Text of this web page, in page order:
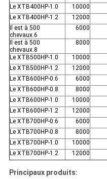
Le XTB400HP-1.0
10000
Le XTB400HP-1.2
12000
Il est à 500
chevaux.6
6000
Il est à 500
chevaux.8
8000
Le XTB500HP-1.0 10000
Le XTB500HP-1.2
12000
Le XTB600HP-0.6
6000
Le XTB600HP-0.8
8000
Le XTB600HP-1.0
10000
Le XTB600HP-1.2
12000
Le XTB700HP-0.6
6000
Le XTB700HP-0.8
8000
Le XTB700HP-1.0
10000
Le XTB700HP-1.2
12000
Principaux produits: